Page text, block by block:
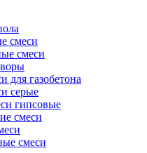
смеси
смеси
для газобетона
серые
гипсовые
смеси
смеси